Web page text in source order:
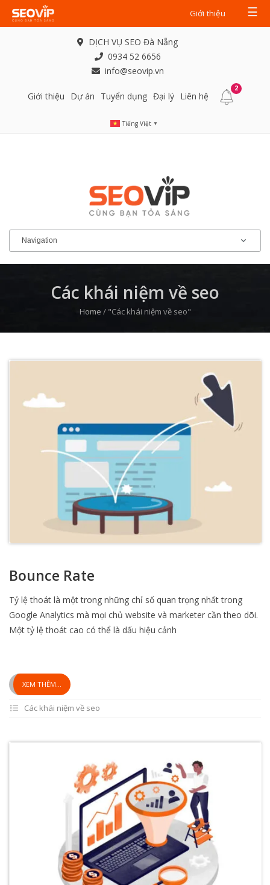
Giới thiệu ☰
DỊCH VỤ SEO Đà Nẵng
0934 52 6656
info@seovip.vn
Giới thiệu Dự án Tuyển dụng Đại lý Liên hệ
2
Tiếng Việt ▼
Các khái niệm về seo
Home / "Các khái niệm về seo"
Bounce Rate
Tỷ lệ thoát là một trong những chỉ số quan trọng nhất trong
Google Analytics mà mọi chủ website và marketer cần theo dõi.
Một tỷ lệ thoát cao có thể là dấu hiệu cảnh
XEM THÊM...
Các khái niệm về seo